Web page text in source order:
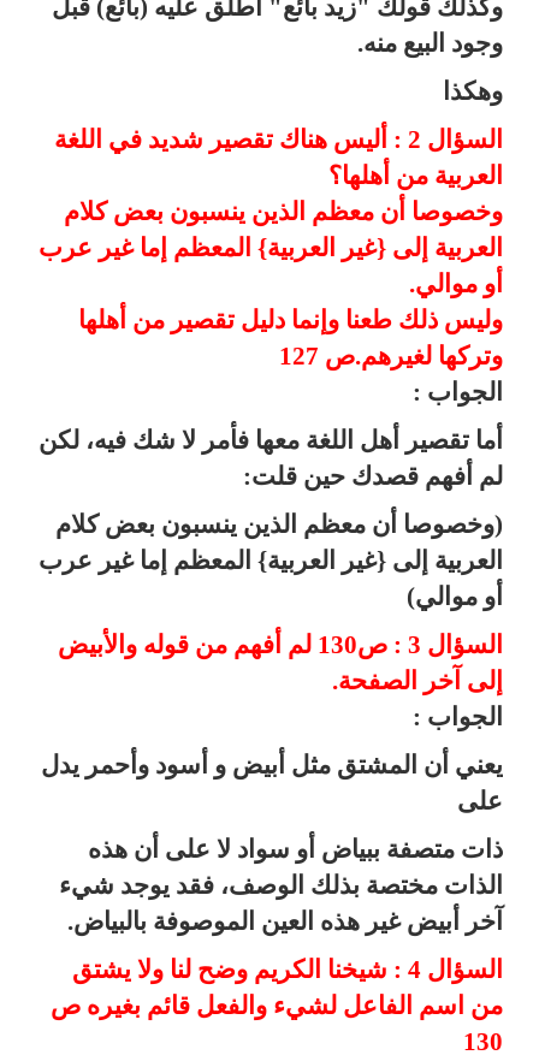
وكذلك قولك "زيد بائع" أطلق عليه (بائع) قبل
وجود البيع منه.
وهكذا
السؤال 2 : أليس هناك تقصير شديد في اللغة
العربية من أهلها؟
وخصوصا أن معظم الذين ينسبون بعض كلام
العربية إلى {غير العربية} المعظم إما غير عرب
أو موالي.
وليس ذلك طعنا وإنما دليل تقصير من أهلها
وتركها لغيرهم.ص 127
الجواب :
أما تقصير أهل اللغة معها فأمر لا شك فيه، لكن
لم أفهم قصدك حين قلت:
(وخصوصا أن معظم الذين ينسبون بعض كلام
العربية إلى {غير العربية} المعظم إما غير عرب
أو موالي)
السؤال 3 : ص130 لم أفهم من قوله والأبيض
إلى آخر الصفحة.
الجواب :
يعني أن المشتق مثل أبيض و أسود وأحمر يدل
على
ذات متصفة ببياض أو سواد لا على أن هذه
الذات مختصة بذلك الوصف، فقد يوجد شيء
آخر أبيض غير هذه العين الموصوفة بالبياض.
السؤال 4 : شيخنا الكريم وضح لنا ولا يشتق
من اسم الفاعل لشيء والفعل قائم بغيره ص
130